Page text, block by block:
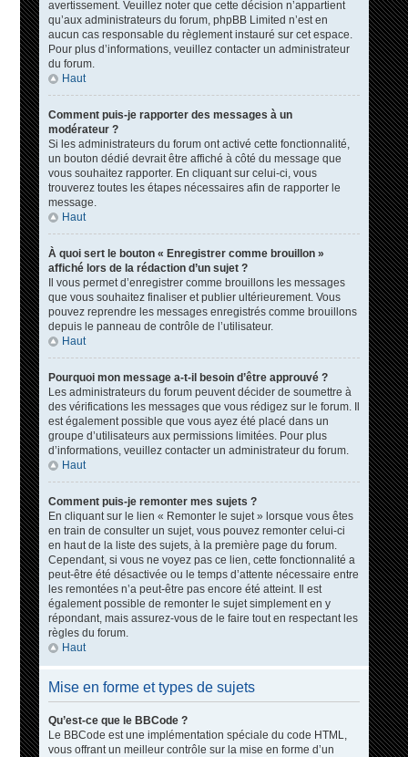
avertissement. Veuillez noter que cette décision n’appartient
qu’aux administrateurs du forum, phpBB Limited n’est en
aucun cas responsable du règlement instauré sur cet espace.
Pour plus d’informations, veuillez contacter un administrateur
du forum.
Haut
Comment puis-je rapporter des messages à un
modérateur ?
Si les administrateurs du forum ont activé cette fonctionnalité,
un bouton dédié devrait être affiché à côté du message que
vous souhaitez rapporter. En cliquant sur celui-ci, vous
trouverez toutes les étapes nécessaires afin de rapporter le
message.
Haut
À quoi sert le bouton « Enregistrer comme brouillon »
affiché lors de la rédaction d’un sujet ?
Il vous permet d’enregistrer comme brouillons les messages
que vous souhaitez finaliser et publier ultérieurement. Vous
pouvez reprendre les messages enregistrés comme brouillons
depuis le panneau de contrôle de l’utilisateur.
Haut
Pourquoi mon message a-t-il besoin d’être approuvé ?
Les administrateurs du forum peuvent décider de soumettre à
des vérifications les messages que vous rédigez sur le forum. Il
est également possible que vous ayez été placé dans un
groupe d’utilisateurs aux permissions limitées. Pour plus
d’informations, veuillez contacter un administrateur du forum.
Haut
Comment puis-je remonter mes sujets ?
En cliquant sur le lien « Remonter le sujet » lorsque vous êtes
en train de consulter un sujet, vous pouvez remonter celui-ci
en haut de la liste des sujets, à la première page du forum.
Cependant, si vous ne voyez pas ce lien, cette fonctionnalité a
peut-être été désactivée ou le temps d’attente nécessaire entre
les remontées n’a peut-être pas encore été atteint. Il est
également possible de remonter le sujet simplement en y
répondant, mais assurez-vous de le faire tout en respectant les
règles du forum.
Haut
Mise en forme et types de sujets
Qu’est-ce que le BBCode ?
Le BBCode est une implémentation spéciale du code HTML,
vous offrant un meilleur contrôle sur la mise en forme d’un